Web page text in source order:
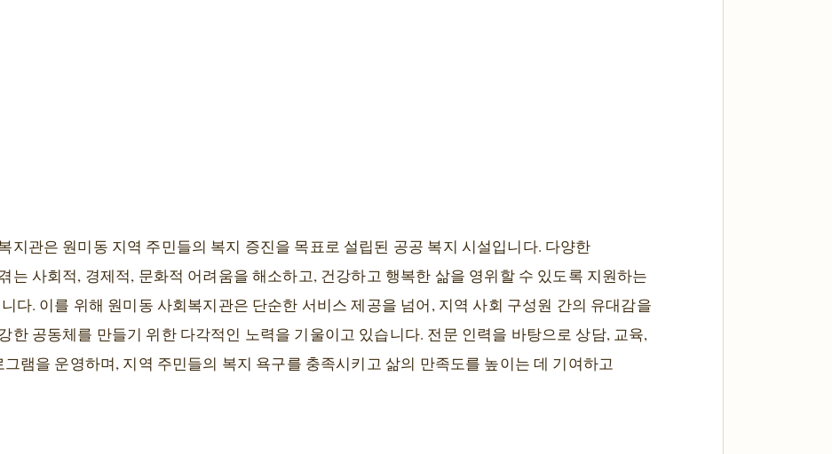
지관은 원미동 지역 주민들의 복지 증진을 목표로 설립된 공공 복지 시설입니다. 다양한
는 사회적, 경제적, 문화적 어려움을 해소하고, 건강하고 행복한 삶을 영위할 수 있도록 지원하는
다. 이를 위해 원미동 사회복지관은 단순한 서비스 제공을 넘어, 지역 사회 구성원 간의 유대감을
한 공동체를 만들기 위한 다각적인 노력을 기울이고 있습니다. 전문 인력을 바탕으로 상담, 교육,
램을 운영하며, 지역 주민들의 복지 욕구를 충족시키고 삶의 만족도를 높이는 데 기여하고